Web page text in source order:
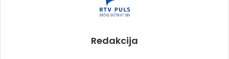
Redakcija